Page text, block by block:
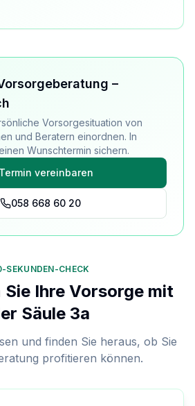
–
Vorsorgesituation von
und Beratern einordnen. In
Wunschtermin sichern.
Termin vereinbaren
058 668 60 20
SEKUNDEN-CHECK
Ihre Vorsorge mit
Säule 3a
und finden Sie heraus, ob Sie
profitieren können.